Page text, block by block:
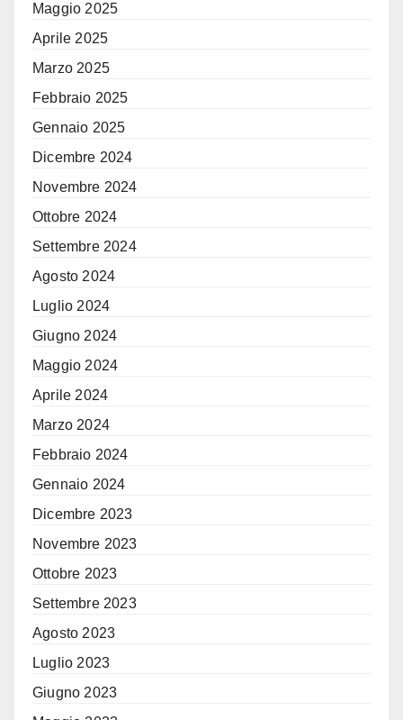
Maggio 2025
Aprile 2025
Marzo 2025
Febbraio 2025
Gennaio 2025
Dicembre 2024
Novembre 2024
Ottobre 2024
Settembre 2024
Agosto 2024
Luglio 2024
Giugno 2024
Maggio 2024
Aprile 2024
Marzo 2024
Febbraio 2024
Gennaio 2024
Dicembre 2023
Novembre 2023
Ottobre 2023
Settembre 2023
Agosto 2023
Luglio 2023
Giugno 2023